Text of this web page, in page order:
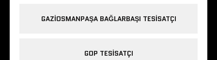
GAZIOSMANPAŞA BAĞLARBAŞI TESISATÇI
GOP TESISATÇI